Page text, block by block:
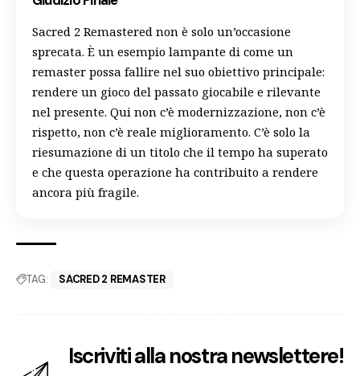
Sacred 2 Remastered non è solo un’occasione
sprecata. È un esempio lampante di come un
remaster possa fallire nel suo obiettivo principale:
rendere un gioco del passato giocabile e rilevante
nel presente. Qui non c’è modernizzazione, non c’è
rispetto, non c’è reale miglioramento. C’è solo la
riesumazione di un titolo che il tempo ha superato
e che questa operazione ha contribuito a rendere
ancora più fragile.
TAG: SACRED 2 REMASTER
Iscriviti alla nostra newslettere!